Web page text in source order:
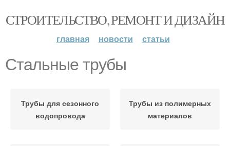
СТРОИТЕЛЬСТВО, РЕМОНТ И ДИЗАЙН
главная новости статьи
Стальные трубы
Трубы для сезонного
водопровода
Трубы из полимерных
материалов